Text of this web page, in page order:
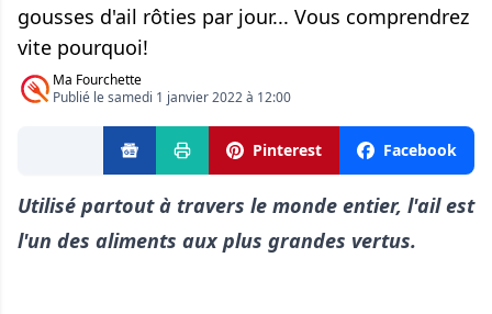
gousses d'ail rôties par jour... Vous comprendrez
vite pourquoi!
Ma Fourchette
Publié le samedi 1 janvier 2022 à 12:00
Pinterest Facebook
Utilisé partout à travers le monde entier, l'ail est
l'un des aliments aux plus grandes vertus.